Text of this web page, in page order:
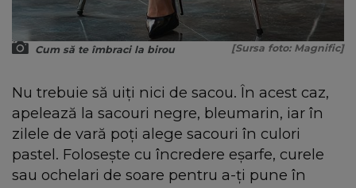
Cum să te îmbraci la birou [Sursa foto: Magnific]
Nu trebuie să uiți nici de sacou. În acest caz,
apelează la sacouri negre, bleumarin, iar în
zilele de vară poți alege sacouri în culori
pastel. Folosește cu încredere eșarfe, curele
sau ochelari de soare pentru a-ți pune în